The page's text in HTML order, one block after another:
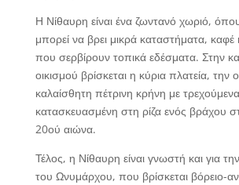
Η Νίθαυρη είναι ένα ζωντανό χωριό,
μπορεί να βρει μικρά καταστήματα, καφέ
που σερβίρουν τοπικά εδέσματα. Στην
οικισμού βρίσκεται η κύρια πλατεία, την
καλαίσθητη πέτρινη κρήνη με
κατασκευασμένη στη ρίζα ενός βράχου
20ού αιώνα.
Τέλος, η Νίθαυρη είναι γνωστή και για
του Ωνυμάρχου, που βρίσκεται βόρειο-